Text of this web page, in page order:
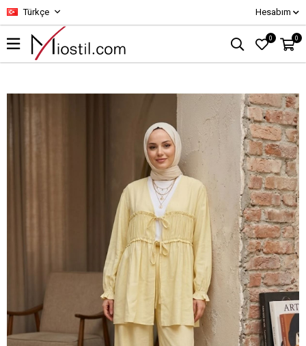
Türkçe Hesabım
0 0